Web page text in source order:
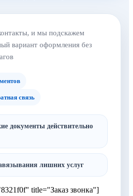
и мы подскажем
вариант оформления без
связь
документы действительно
лишних услуг
title="Заказ звонка"]